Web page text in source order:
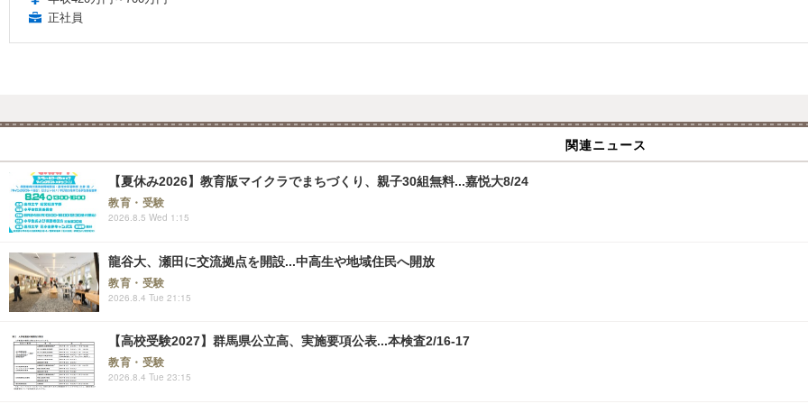
正社員
関連ニュース
【夏休み2026】教育版マイクラでまちづくり、親子30組無料...嘉悦大8/24
教育・受験
2026.8.5 Wed 1:15
龍谷大、瀬田に交流拠点を開設...中高生や地域住民へ開放
教育・受験
2026.8.4 Tue 21:15
【高校受験2027】群馬県公立高、実施要項公表...本検査2/16-17
教育・受験
2026.8.4 Tue 23:15